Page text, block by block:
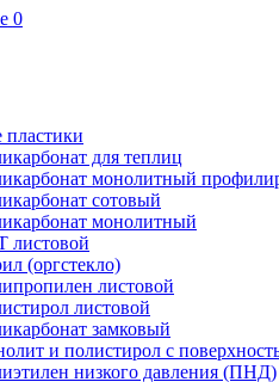
0
для теплиц
монолитный
сотовый
монолитный
листовой
(оргстекло)
листовой
листовой
замковый
и полистирол с
низкого давления (ПНД)